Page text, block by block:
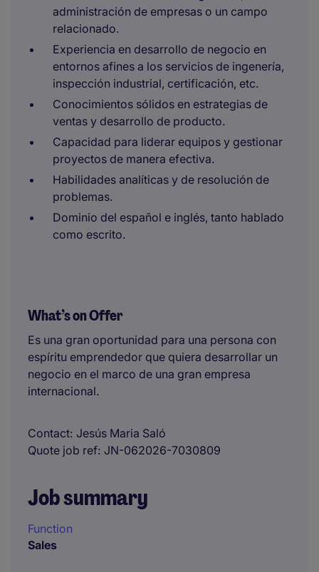
administración de empresas o un campo
relacionado.
Experiencia en desarrollo de negocio en
entornos afines a los servicios de ingenería,
inspección industrial, certificación, etc.
Conocimientos sólidos en estrategias de
ventas y desarrollo de producto.
Capacidad para liderar equipos y gestionar
proyectos de manera efectiva.
Habilidades analíticas y de resolución de
problemas.
Dominio del español e inglés, tanto hablado
como escrito.
What’s on Offer
Es una gran oportunidad para una persona con
espíritu emprendedor que quiera desarrollar un
negocio en el marco de una gran empresa
internacional.
Contact Jesús Maria Saló
Quote job ref JN-062026-7030809
Job summary
Function
Sales